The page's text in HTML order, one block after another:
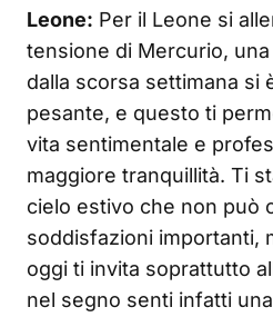
Leone: Per il Leone si
tensione di Mercurio,
dalla scorsa settimana si
pesante, e questo ti
vita sentimentale e
maggiore tranquillità. Ti
cielo estivo che non può
soddisfazioni importanti,
oggi ti invita soprattutto
nel segno senti infatti